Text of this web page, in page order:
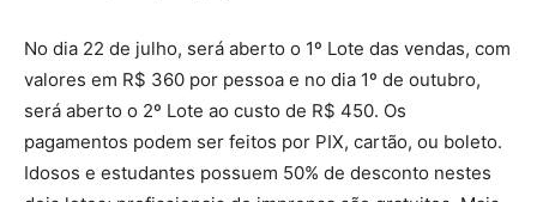
No dia 22 de julho, será aberto o 1º Lote das vendas, com
valores em R$ 360 por pessoa e no dia 1º de outubro,
será aberto o 2º Lote ao custo de R$ 450. Os
pagamentos podem ser feitos por PIX, cartão, ou boleto.
Idosos e estudantes possuem 50% de desconto nestes